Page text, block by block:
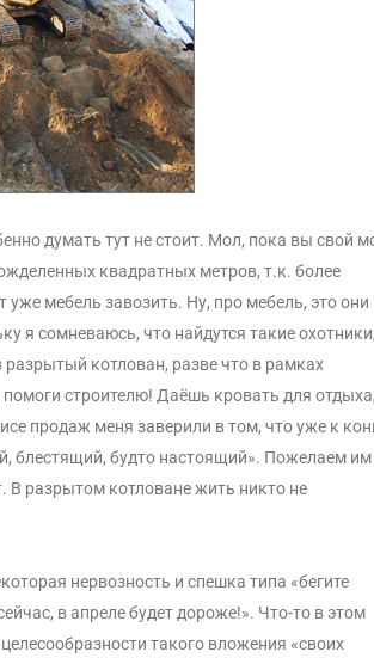
думать тут не стоит. Мол, пока вы свой
квадратных метров, т.к. более
мебель завозить. Ну, про мебель, это они
я сомневаюсь, что найдутся такие охотники,
котлован, разве что в рамках
строителю! Даёшь кровать для отдыха,
продаж меня заверили в том, что уже к
блестящий, будто настоящий». Пожелаем им
В разрытом котловане жить никто не
нервозность и спешка типа «бегите
в апреле будет дороже!». Что-то в этом
такого вложения «своих